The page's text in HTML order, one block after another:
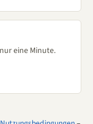
eine Minute.